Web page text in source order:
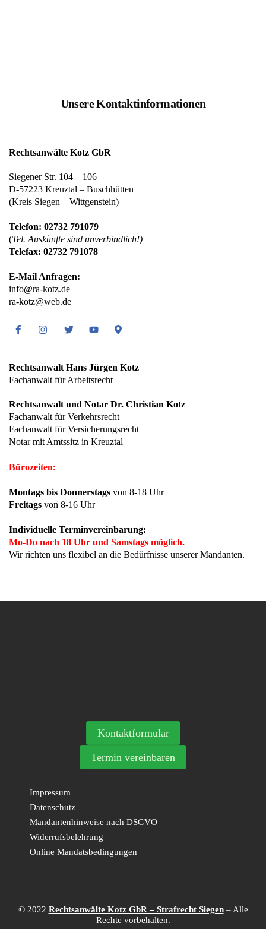
Unsere Kontaktinformationen
Rechtsanwälte Kotz GbR
Siegener Str. 104 – 106
D-57223 Kreuztal – Buschhütten
(Kreis Siegen – Wittgenstein)
Telefon: 02732 791079
(Tel. Auskünfte sind unverbindlich!)
Telefax: 02732 791078
E-Mail Anfragen:
info@ra-kotz.de
ra-kotz@web.de
FacebookInstagramTwitter YoutubeGoogle
Rechtsanwalt Hans Jürgen Kotz
Fachanwalt für Arbeitsrecht
Rechtsanwalt und Notar Dr. Christian Kotz
Fachanwalt für Verkehrsrecht
Fachanwalt für Versicherungsrecht
Notar mit Amtssitz in Kreuztal
Bürozeiten:
Montags bis Donnerstags von 8-18 Uhr
Freitags von 8-16 Uhr
Individuelle Terminvereinbarung:
Mo-Do nach 18 Uhr und Samstags möglich.
Wir richten uns flexibel an die Bedürfnisse unserer Mandanten.
Kontaktformular
Termin vereinbaren
Impressum
Datenschutz
Mandantenhinweise nach DSGVO
Widerrufsbelehrung
Online Mandatsbedingungen
© 2022 Rechtsanwälte Kotz GbR – Strafrecht Siegen– Alle
Rechte vorbehalten.